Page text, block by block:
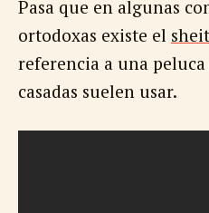
Pasa que en algunas
ortodoxas existe el
referencia a una
casadas suelen usar.